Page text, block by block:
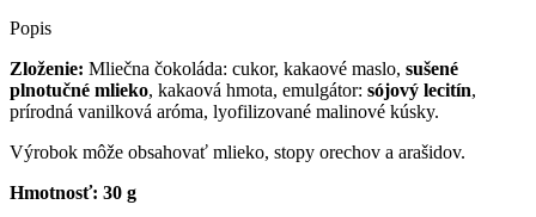
Popis
Zloženie: Mliečna čokoláda: cukor, kakaové maslo, sušené
plnotučné mlieko, kakaová hmota, emulgátor: sójový lecitín,
prírodná vanilková aróma, lyofilizované malinové kúsky.
Výrobok môže obsahovať mlieko, stopy orechov a arašidov.
Hmotnosť: 30 g